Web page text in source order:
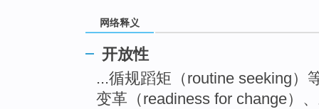
网络释义
开放性
...循规蹈矩（routine seeking
变革（readiness for change）